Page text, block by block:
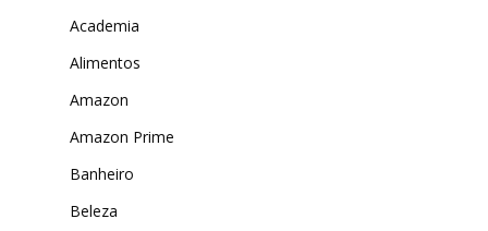
Academia
Alimentos
Amazon
Amazon Prime
Banheiro
Beleza